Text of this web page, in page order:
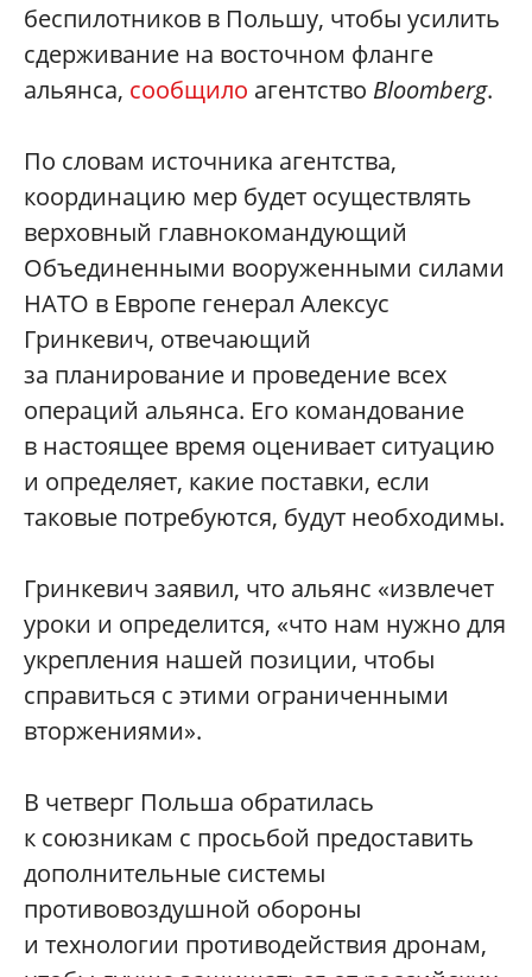
беспилотников в Польшу, чтобы усилить
сдерживание на восточном фланге
альянса, сообщило агентство Bloomberg.
По словам источника агентства,
координацию мер будет осуществлять
верховный главнокомандующий
Объединенными вооруженными силами
НАТО в Европе генерал Алексус
Гринкевич, отвечающий
за планирование и проведение всех
операций альянса. Его командование
в настоящее время оценивает ситуацию
и определяет, какие поставки, если
таковые потребуются, будут необходимы.
Гринкевич заявил, что альянс «извлечет
уроки и определится, «что нам нужно для
укрепления нашей позиции, чтобы
справиться с этими ограниченными
вторжениями».
В четверг Польша обратилась
к союзникам с просьбой предоставить
дополнительные системы
противовоздушной обороны
и технологии противодействия дронам,